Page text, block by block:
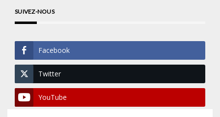
SUIVEZ-NOUS
Facebook
Twitter
YouTube